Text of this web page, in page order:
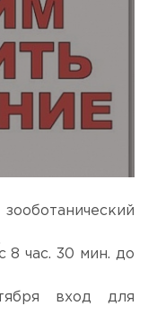
8 час. 30 мин. до
вход для